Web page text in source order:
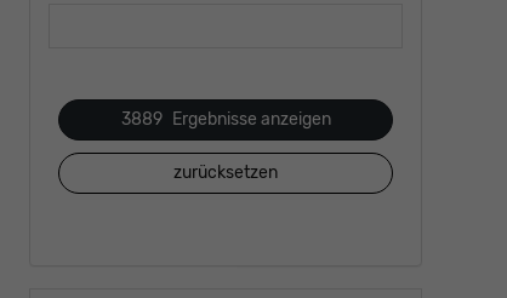
3889 Ergebnisse anzeigen
zurücksetzen